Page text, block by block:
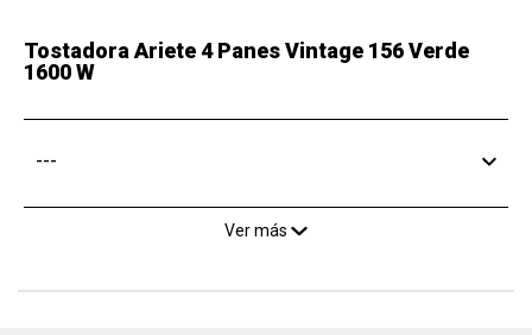
Tostadora Ariete 4 Panes Vintage 156 Verde
1600 W
---
Ver más